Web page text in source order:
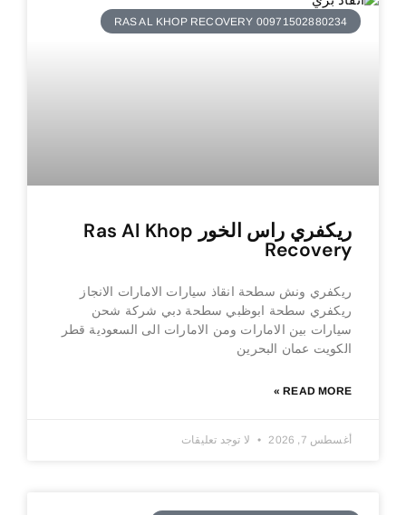
RAS AL KHOP RECOVERY 00971502880234
ريكفري راس الخور Ras Al Khop
Recovery
ريكفري ونش سطحة انقاذ سيارات الامارات الانجاز
ريكفري سطحة ابوظبي سطحة دبي شركة شحن
سيارات بين الامارات ومن الامارات الى السعودية قطر
الكويت عمان البحرين
READ MORE »
أغسطس 7, 2026 لا توجد تعليقات